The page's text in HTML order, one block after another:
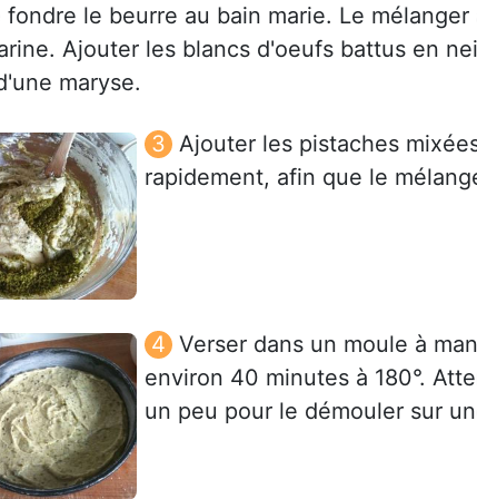
fondre le beurre au bain marie. Le
Ajouter les blancs d'oeufs battus en
maryse.
Ajouter les pistaches
rapidement, afin que le
Verser dans un moule à
environ 40 minutes à 180°.
un peu pour le démouler sur